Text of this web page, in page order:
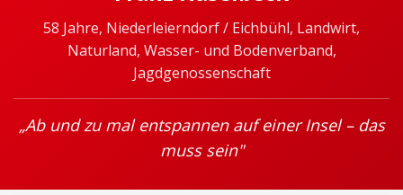
58 Jahre, Niederleierndorf / Eichbühl, Landwirt,
Naturland, Wasser- und Bodenverband,
Jagdgenossenschaft
„Ab und zu mal entspannen auf einer Insel – das
muss sein"